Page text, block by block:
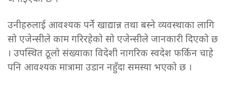
उनीहरुलाई आवश्यक पर्ने खाद्यान्न तथा बस्ने व्यवस्थाका लागि
सो एजेन्सीले काम गरिरहेको सो एजेन्सीले जानकारी दिएको छ
। उपस्थित ठूलो संख्याका विदेशी नागरिक स्वदेश फर्किन चाहे
पनि आवश्यक मात्रामा उडान नहुँदा समस्या भएको छ ।